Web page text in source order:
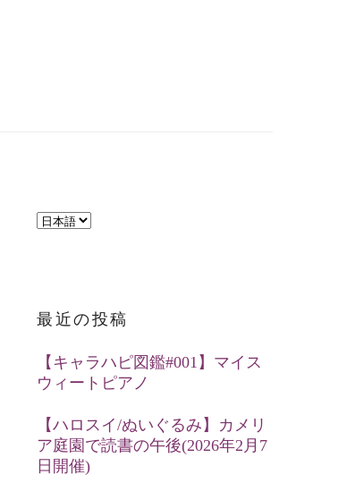
言
択
最近の投稿
【キャラハピ図鑑#001】マイス
ウィートピアノ
【ハロスイ/ぬいぐるみ】カメリ
ア庭園で読書の午後(2026年2月7
日開催)